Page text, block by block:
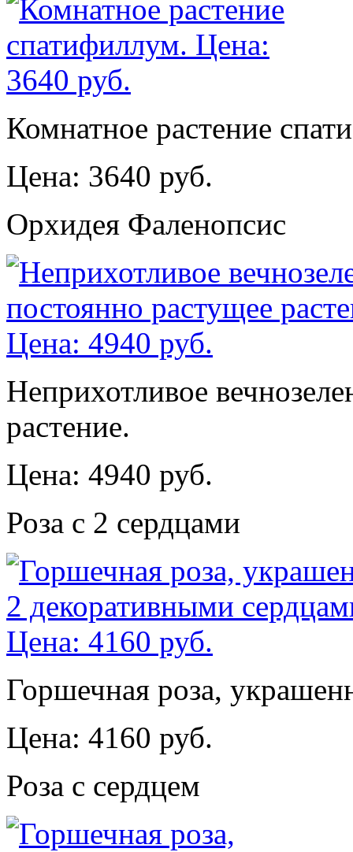
Комнатное растение
Цена: 3640 руб.
Орхидея Фаленопсис
Неприхотливое
растение.
Цена: 4940 руб.
Роза с 2 сердцами
Горшечная роза,
Цена: 4160 руб.
Роза с сердцем